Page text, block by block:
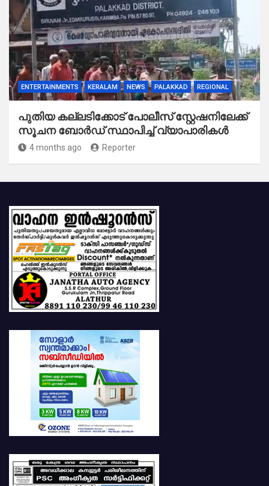
ENTERTAINMENTS KERALAM NEWS PALAKKAD REGIONAL
പുതിയ കല്ലടിക്കോട് പോലീസ് സ്റ്റേഷനിലേക്ക്
സൂചന ബോർഡ് സ്ഥാപിച്ച് വ്യാപാരികൾ
4 months ago Reporter